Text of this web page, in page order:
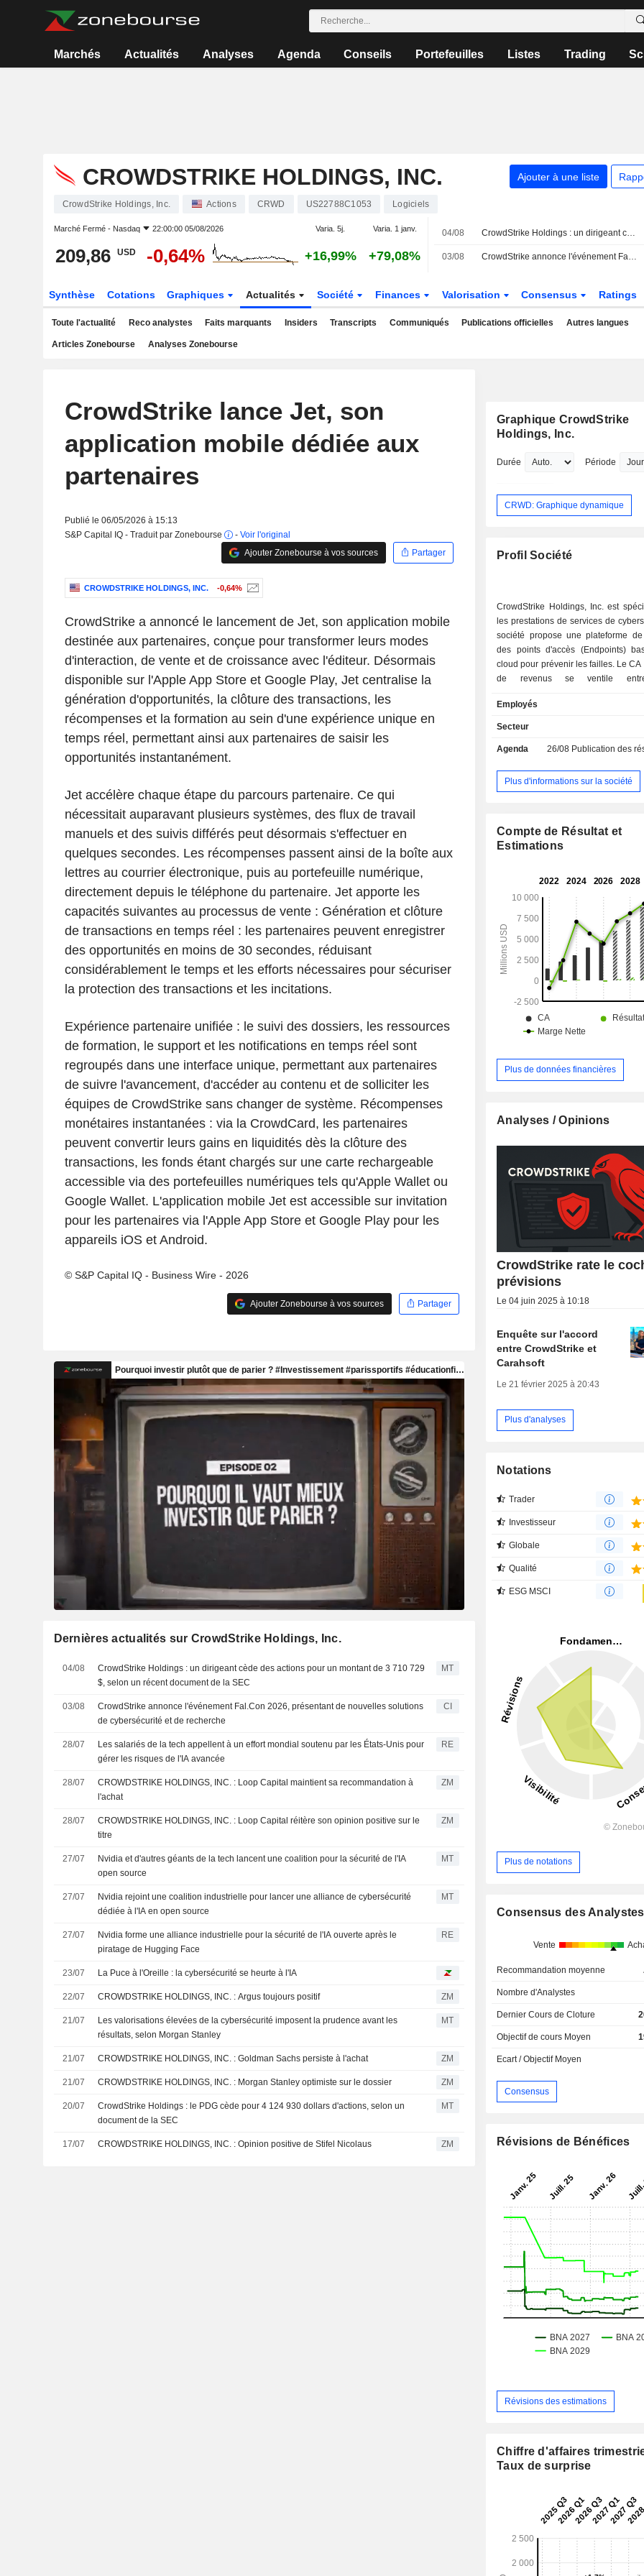
Marchés Actualités Analyses Agenda Conseils Portefeuilles Listes Trading
CROWDSTRIKE HOLDINGS, INC. Ajouter à une liste
CrowdStrike Holdings, Inc. Actions CRWD US22788C1053 Logiciels
Marché Fermé - Nasdaq 22:00:00 05/08/2026 Varia. 5j. Varia. 1 janv.
209,86 USD -0,64% +16,99% +79,08%
04/08 CrowdStrike Holdings : un dirigeant cède des actions pour un montant de 3 710 729 $, selon un récent document de la SEC
03/08 CrowdStrike annonce l'événement Fal.Con 2026, présentant de nouvelles solutions de cybersécurité et de recherche
Synthèse Cotations Graphiques Actualités Société Finances Valorisation Consensus Ratings
Toute l'actualité Reco analystes Faits marquants Insiders Transcripts Communiqués Publications officielles Autres langues
Articles Zonebourse Analyses Zonebourse
CrowdStrike lance Jet, son
application mobile dédiée aux
partenaires
Publié le 06/05/2026 à 15:13
S&P Capital IQ - Traduit par Zonebourse
- Voir l'original
Ajouter Zonebourse à vos sources
Partager
CROWDSTRIKE HOLDINGS, INC. -0,64%
CrowdStrike a annoncé le lancement de Jet, son application mobile
destinée aux partenaires, conçue pour transformer leurs modes
d'interaction, de vente et de croissance avec l'éditeur. Désormais
disponible sur l'Apple App Store et Google Play, Jet centralise la
génération d'opportunités, la clôture des transactions, les
récompenses et la formation au sein d'une expérience unique en
temps réel, permettant ainsi aux partenaires de saisir les
opportunités instantanément.
Jet accélère chaque étape du parcours partenaire. Ce qui
nécessitait auparavant plusieurs systèmes, des flux de travail
manuels et des suivis différés peut désormais s'effectuer en
quelques secondes. Les récompenses passent ainsi de la boîte aux
lettres au courrier électronique, puis au portefeuille numérique,
directement depuis le téléphone du partenaire. Jet apporte les
capacités suivantes au processus de vente : Génération et clôture
de transactions en temps réel : les partenaires peuvent enregistrer
des opportunités en moins de 30 secondes, réduisant
considérablement le temps et les efforts nécessaires pour sécuriser
la protection des transactions et les incitations.
Expérience partenaire unifiée : le suivi des dossiers, les ressources
de formation, le support et les notifications en temps réel sont
regroupés dans une interface unique, permettant aux partenaires
de suivre l'avancement, d'accéder au contenu et de solliciter les
équipes de CrowdStrike sans changer de système. Récompenses
monétaires instantanées : via la CrowdCard, les partenaires
peuvent convertir leurs gains en liquidités dès la clôture des
transactions, les fonds étant chargés sur une carte rechargeable
accessible via des portefeuilles numériques tels qu'Apple Wallet ou
Google Wallet. L'application mobile Jet est accessible sur invitation
pour les partenaires via l'Apple App Store et Google Play pour les
appareils iOS et Android.
© S&P Capital IQ - Business Wire - 2026
Ajouter Zonebourse à vos sources Partager
Dernières actualités sur CrowdStrike Holdings, Inc.
04/08
CrowdStrike Holdings : un dirigeant cède des actions pour un montant de 3 710 729
$, selon un récent document de la SEC
MT
03/08
CrowdStrike annonce l'événement Fal.Con 2026, présentant de nouvelles solutions
de cybersécurité et de recherche
CI
28/07
Les salariés de la tech appellent à un effort mondial soutenu par les États-Unis pour
gérer les risques de l'IA avancée
RE
28/07
CROWDSTRIKE HOLDINGS, INC. : Loop Capital maintient sa recommandation à
l'achat
ZM
28/07
CROWDSTRIKE HOLDINGS, INC. : Loop Capital réitère son opinion positive sur le
titre
ZM
27/07
Nvidia et d'autres géants de la tech lancent une coalition pour la sécurité de l'IA
open source
MT
27/07
Nvidia rejoint une coalition industrielle pour lancer une alliance de cybersécurité
dédiée à l'IA en open source
MT
27/07
Nvidia forme une alliance industrielle pour la sécurité de l'IA ouverte après le
piratage de Hugging Face
RE
23/07 La Puce à l'Oreille : la cybersécurité se heurte à l'IA
22/07 CROWDSTRIKE HOLDINGS, INC. : Argus toujours positif ZM
21/07
Les valorisations élevées de la cybersécurité imposent la prudence avant les
résultats, selon Morgan Stanley
MT
21/07 CROWDSTRIKE HOLDINGS, INC. : Goldman Sachs persiste à l'achat ZM
21/07 CROWDSTRIKE HOLDINGS, INC. : Morgan Stanley optimiste sur le dossier ZM
20/07
CrowdStrike Holdings : le PDG cède pour 4 124 930 dollars d'actions, selon un
document de la SEC
MT
17/07 CROWDSTRIKE HOLDINGS, INC. : Opinion positive de Stifel Nicolaus ZM
Graphique CrowdStrike
Holdings, Inc.
Durée Période
CRWD: Graphique dynamique
Profil Société
CrowdStrike Holdings, Inc. est
les prestations de services de
société propose une plateforme de
des points d'accès (Endpoints)
cloud pour prévenir les failles. Le CA par source
de revenus se ventile
services professionnels (5,1%). La répartition
géographique du CA est la suivante :
Asie-Pacifique (10,3%) et autres
Employés
Secteur
Agenda 26/08 Publication des résultats
Plus d'informations sur la société
Compte de Résultat et
Estimations
Plus de données financières
Analyses / Opinions
CrowdStrike rate le
prévisions
Le 04 juin 2025 à 10:18
Enquête sur l'accord
entre CrowdStrike et
Carahsoft
Le 21 février 2025 à 20:43
Plus d'analyses
Notations
Trader
Investisseur
Globale
Qualité
ESG MSCI
Plus de notations
Consensus des Analystes
Vente
Recommandation moyenne
Nombre d'Analystes
Dernier Cours de Cloture
Objectif de cours Moyen
Ecart / Objectif Moyen
Consensus
Révisions de Bénéfices
Révisions des estimations
Chiffre d'affaires
Taux de surprise